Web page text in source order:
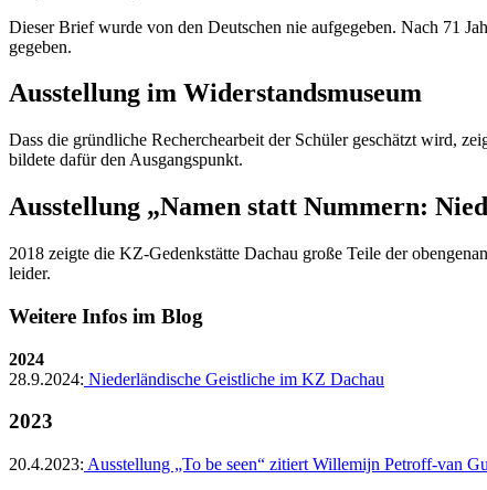
Dieser Brief wurde von den Deutschen nie aufgegeben. Nach 71
gegeben.
Ausstellung im Widerstandsmuseum
Dass die gründliche Recherchearbeit der Schüler geschätzt wird,
bildete dafür den Ausgangspunkt.
Ausstellung „Namen statt Nummern:
2018 zeigte die KZ-Gedenkstätte Dachau große Teile der
leider.
Weitere Infos im Blog
2024
28.9.2024: Niederländische Geistliche im KZ Dachau
2023
20.4.2023: Ausstellung „To be seen“ zitiert Willemijn Petroff-van